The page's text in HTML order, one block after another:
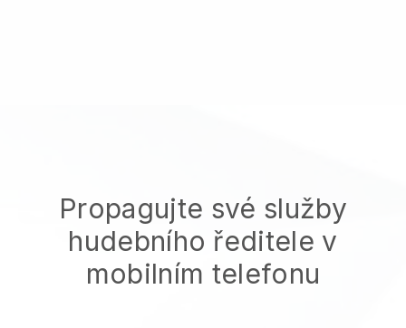
Propagujte své služby
hudebního ředitele v
mobilním telefonu